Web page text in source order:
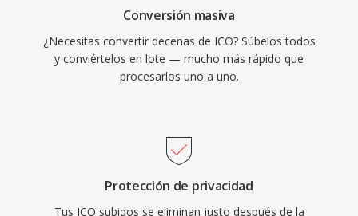
Conversión masiva
¿Necesitas convertir decenas de ICO? Súbelos todos
y conviértelos en lote — mucho más rápido que
procesarlos uno a uno.
Protección de privacidad
Tus ICO subidos se eliminan justo después de la